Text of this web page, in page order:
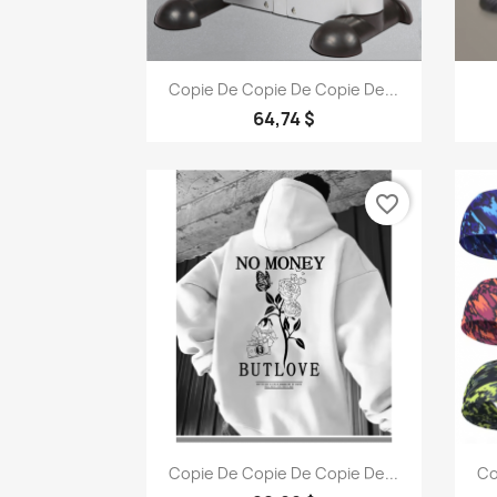
Aperçu rapide
Copie De Copie De Copie De...
64,74 $
Aperçu rapide
Copie De Copie De Copie De...
favorite_border